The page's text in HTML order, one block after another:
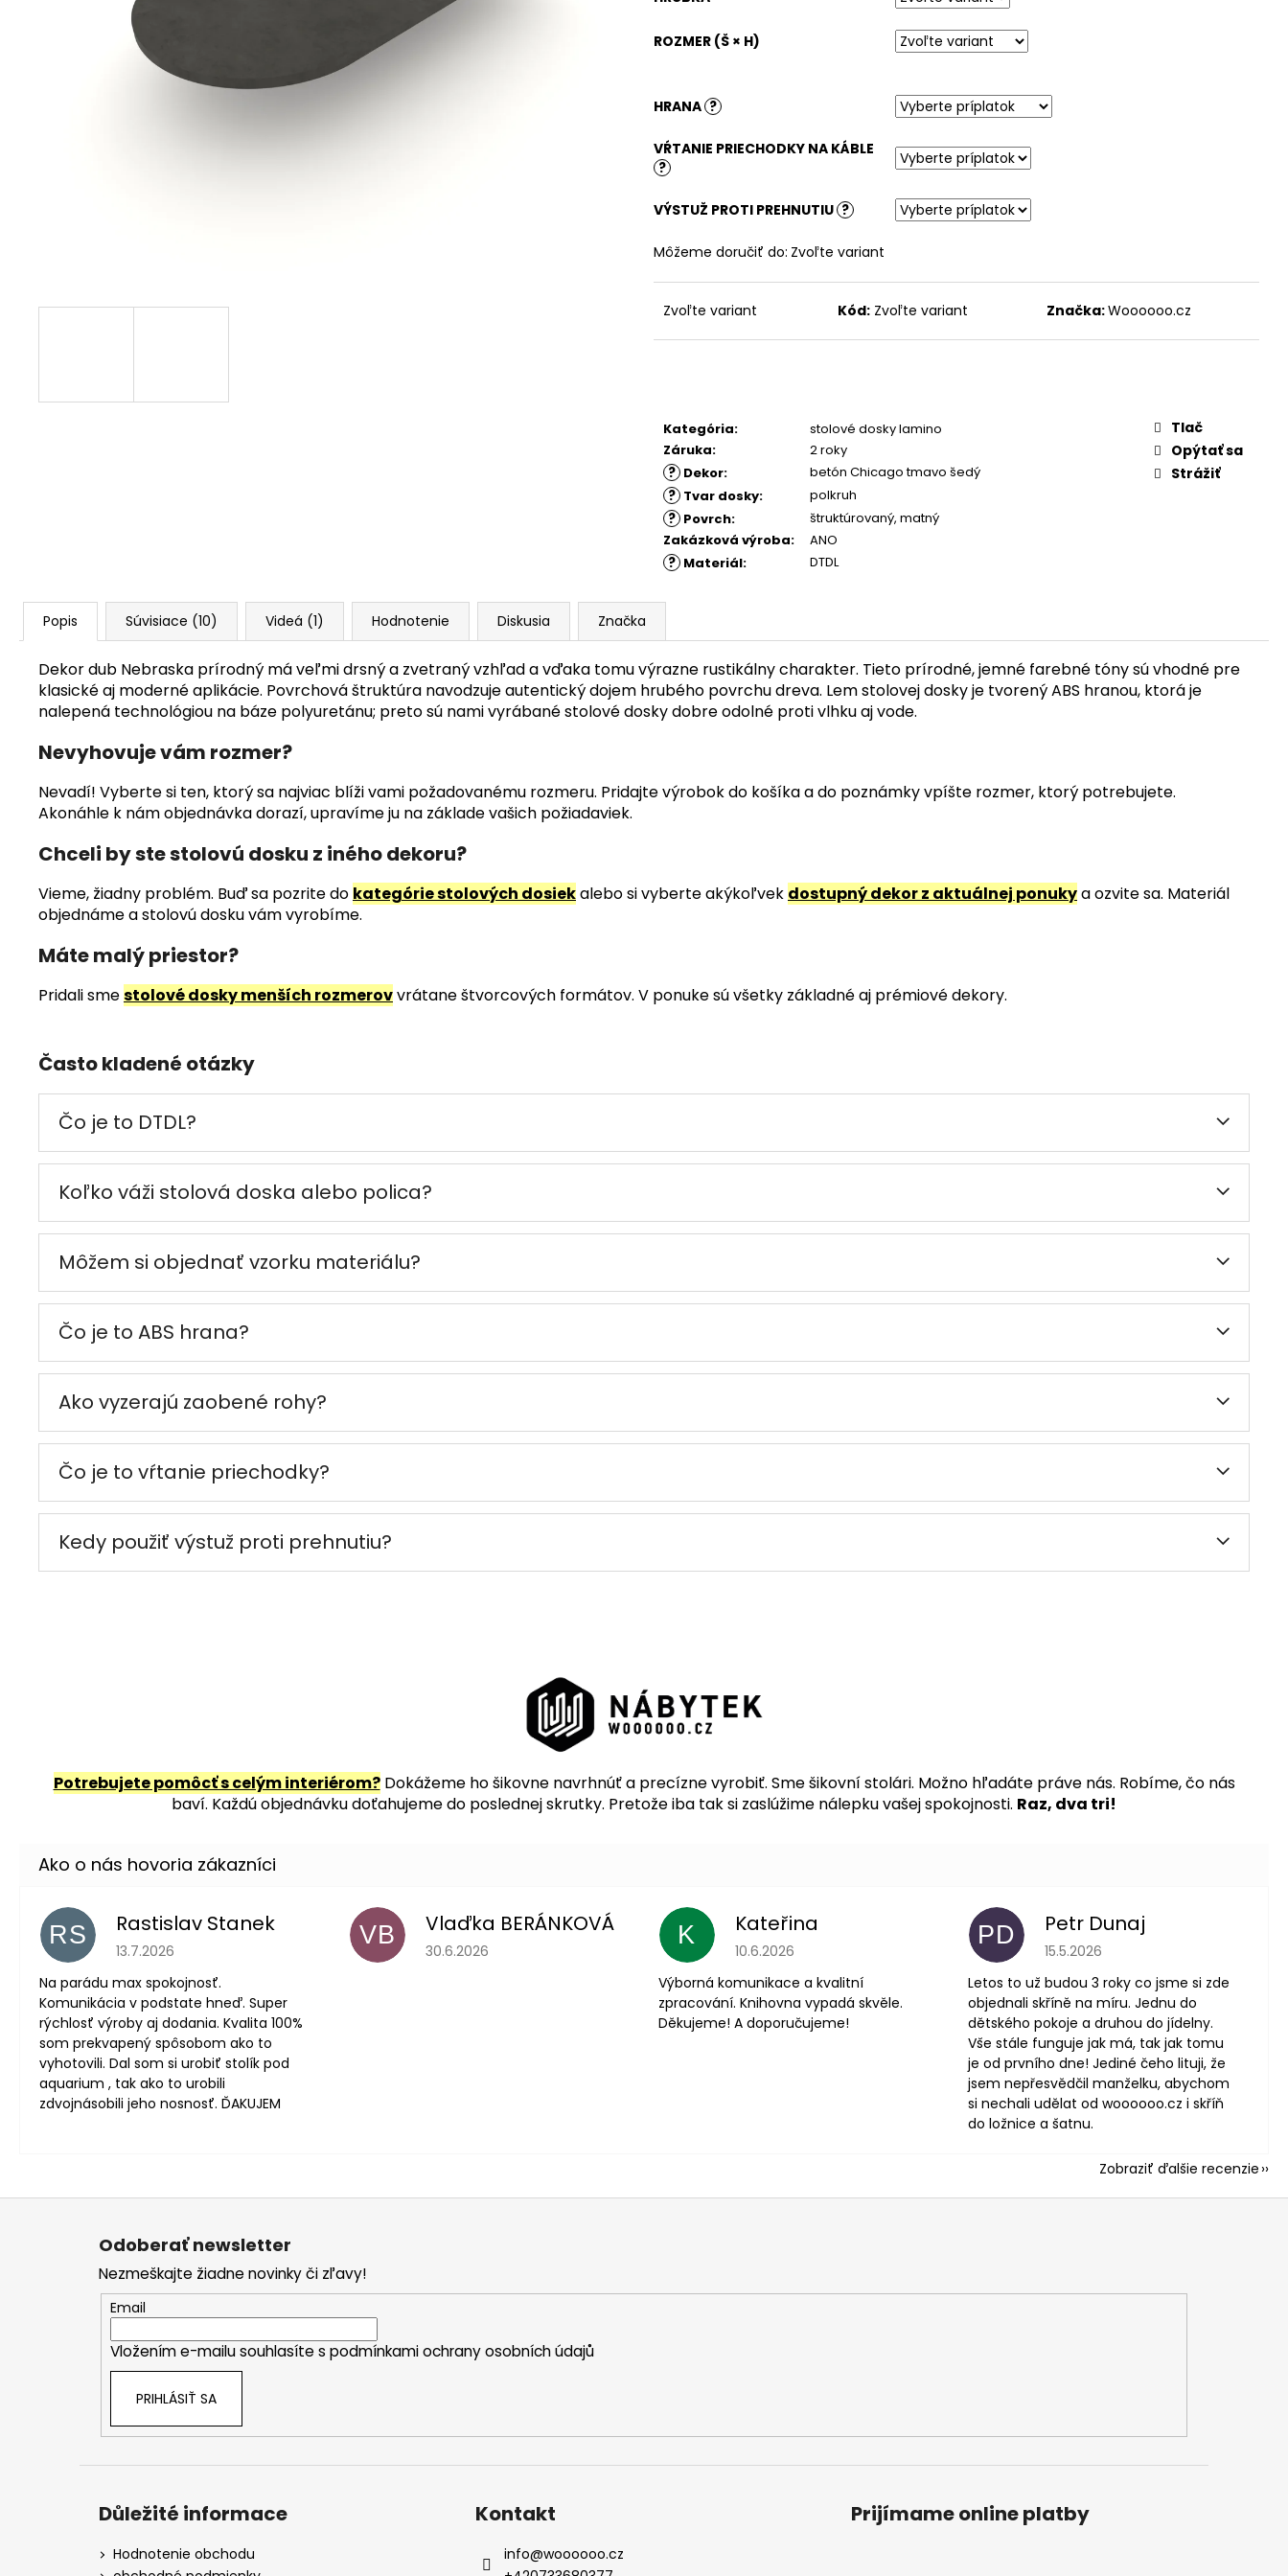
ROZMER (Š × H)
HRANA ?
VŔTANIE PRIECHODKY NA KÁBLE
?
VÝSTUŽ PROTI PREHNUTIU ?
Môžeme doručiť do: Zvoľte variant
Zvoľte variant Kód: Zvoľte variant Značka:Woooooo.cz
Kategória:
stolové dosky lamino
Záruka: 2 roky
? Dekor: betón Chicago tmavo šedý
? Tvar dosky: polkruh
? Povrch: štruktúrovaný, matný
Zakázková výroba: ANO
? Materiál: DTDL
Tlač
Opýtať sa
Strážiť
Popis Súvisiace (10) Videá (1) Hodnotenie Diskusia Značka
Dekor dub Nebraska prírodný má veľmi drsný a zvetraný vzhľad a vďaka tomu výrazne rustikálny charakter. Tieto prírodné, jemné farebné tóny sú vhodné pre
klasické aj moderné aplikácie. Povrchová štruktúra navodzuje autentický dojem hrubého povrchu dreva. Lem stolovej dosky je tvorený ABS hranou, ktorá je
nalepená technológiou na báze polyuretánu; preto sú nami vyrábané stolové dosky dobre odolné proti vlhku aj vode.
Nevyhovuje vám rozmer?
Nevadí! Vyberte si ten, ktorý sa najviac blíži vami požadovanému rozmeru. Pridajte výrobok do košíka a do poznámky vpíšte rozmer, ktorý potrebujete.
Akonáhle k nám objednávka dorazí, upravíme ju na základe vašich požiadaviek.
Chceli by ste stolovú dosku z iného dekoru?
Vieme, žiadny problém. Buď sa pozrite do kategórie stolových dosiekalebo si vyberte akýkoľvek dostupný dekor z aktuálnej ponukya ozvite sa. Materiál
objednáme a stolovú dosku vám vyrobíme.
Máte malý priestor?
Pridali smestolové dosky menších rozmerovvrátane štvorcových formátov. V ponuke sú všetky základné aj prémiové dekory.
Často kladené otázky
Čo je to DTDL?
Koľko váži stolová doska alebo polica?
Môžem si objednať vzorku materiálu?
Čo je to ABS hrana?
Ako vyzerajú zaobené rohy?
Čo je to vŕtanie priechodky?
Kedy použiť výstuž proti prehnutiu?
Potrebujete pomôcť s celým interiérom?Dokážeme ho šikovne navrhnúť a precízne vyrobiť. Sme šikovní stolári. Možno hľadáte práve nás. Robíme, čo nás
baví. Každú objednávku doťahujeme do poslednej skrutky. Pretože iba tak si zaslúžime nálepku vašej spokojnosti. Raz, dva tri!
RS Rastislav Stanek
Hodnotenie obchodu je 5 z 5 hviezdičiek.
13.7.2026
Na parádu max spokojnosť.
Komunikácia v podstate hneď. Super
rýchlosť výroby aj dodania. Kvalita 100%
som prekvapený spôsobom ako to
vyhotovili. Dal som si urobiť stolík pod
aquarium , tak ako to urobili
zdvojnásobili jeho nosnosť. ĎAKUJEM
VB Vlaďka BERÁNKOVÁ
Hodnotenie obchodu je 5 z 5 hviezdičiek.
30.6.2026
K Kateřina
Hodnotenie obchodu je 5 z 5 hviezdičiek.
10.6.2026
Výborná komunikace a kvalitní
zpracování. Knihovna vypadá skvěle.
Děkujeme! A doporučujeme!
PD Petr Dunaj
Hodnotenie obchodu je 5 z 5
15.5.2026
Letos to už budou 3 roky co jsme si zde
objednali skříně na míru. Jednu do
dětského pokoje a druhou do jídelny.
Vše stále funguje jak má, tak jak tomu
je od prvního dne! Jediné čeho lituji, že
jsem nepřesvědčil manželku, abychom
si nechali udělat od woooooo.cz i skříň
do ložnice a šatnu.
Zobraziť ďalšie recenzie
148,36 €
180,51 €
Z
Odoberať newsletter
Nezmeškajte žiadne novinky či zľavy!
Email
Vložením e-mailu souhlasíte s podmínkami ochrany osobních údajů
PRIHLÁSIŤ SA
Důležité informace
Hodnotenie obchodu
Kontakt
info@woooooo.cz
Prijímame online platby